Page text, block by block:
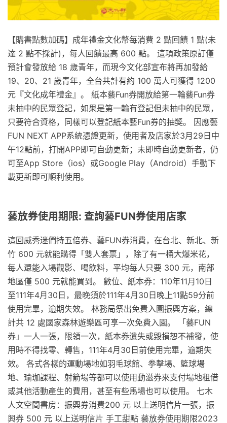
【購書點數加碼】成年禮金文化幣每消費 2 點回饋 1 點(未
達 2 點不採計)，每人回饋最高 600 點。 這項政策原訂僅
預計會發放給 18 歲青年，而現今文化部宣布將再加發給
19、20、21 歲青年，全台共計有約 100 萬人可獲得 1200
元『文化成年禮金』。 紙本藝Fun券開放給第一輪藝Fun券
未抽中的民眾登記，如果是第一輪有登記但未抽中的民眾，
只要符合資格，同樣可以登記紙本藝Fun券的抽獎。 因應藝
FUN NEXT APP系統憑證更新，使用者及店家於3月29日中
午12點前，打開APP即可自動更新；未即時自動更新者，仍
可至App Store（ios）或Google Play（Android）手動下
載更新即可順利使用。
藝放券使用期限: 查詢藝FUN券使用店家
這回威秀迷們持五倍券、藝FUN券消費，在台北、新北、新
竹 600 元就能購得「雙人套票」，除了有一桶大爆米花，
每人還能入場觀影、喝飲料，平均每人只要 300 元，南部
地區僅 500 元就能買到。 數位、紙本券：110年11月10日
至111年4月30日，最晚須於111年4月30日晚上11點59分前
使用完畢，逾期失效。 林務局祭出免費入園振興方案，總
計共 12 處國家森林遊樂區可享一次免費入園。 「藝FUN
券」一人一張，限領一次，紙本券遺失或毀損恕不補發，使
用時不得找零、轉售，111年4月30日前使用完畢，逾期失
效。 各式各樣的運動場地如羽毛球館、拳擊場、籃球場
地、瑜珈課程、射箭場等都可以使用動滋券來支付場地租借
或其他活動產生的費用，甚至有些馬場也可以使用。 七木
人文空間書房：振興券消費200 元 以上送明信片一張，振
興券 500 元 以上送明信片 手工甜點 藝放券使用期限2023